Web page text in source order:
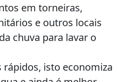
em torneiras,
e outros locais
chuva para lavar o
rápidos, isto economiza